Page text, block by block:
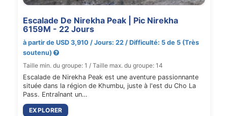
Escalade De Nirekha Peak | Pic Nirekha
6159M - 22 Jours
à partir de USD 3,910 / Jours: 22 / Difficulté: 5 de 5 (Très
soutenu)
Taille min. du groupe: 1 / Taille max. du groupe: 14
Escalade de Nirekha Peak est une aventure passionnante
située dans la région de Khumbu, juste à l'est du Cho La
Pass. Entraînant un…
EXPLORER